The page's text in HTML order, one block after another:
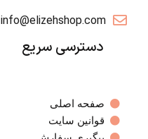
info@elizehshop.com
دسترسی سریع
صفحه اصلی
قوانین سایت